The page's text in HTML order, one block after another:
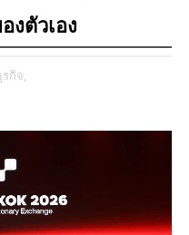
งตัวเอง
รกิจ,